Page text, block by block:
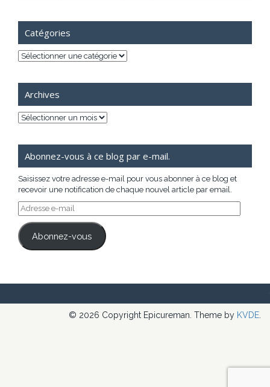
Catégories
Catégories
Archives
Archives
Abonnez-vous à ce blog par e-mail.
Saisissez votre adresse e-mail pour vous abonner à ce blog et
recevoir une notification de chaque nouvel article par email.
Adresse
e-
mail
Abonnez-vous
© 2026 Copyright Epicureman. Theme by KVDE.